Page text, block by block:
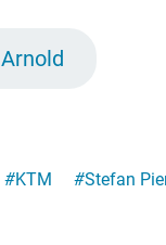
#KTM #Stefan